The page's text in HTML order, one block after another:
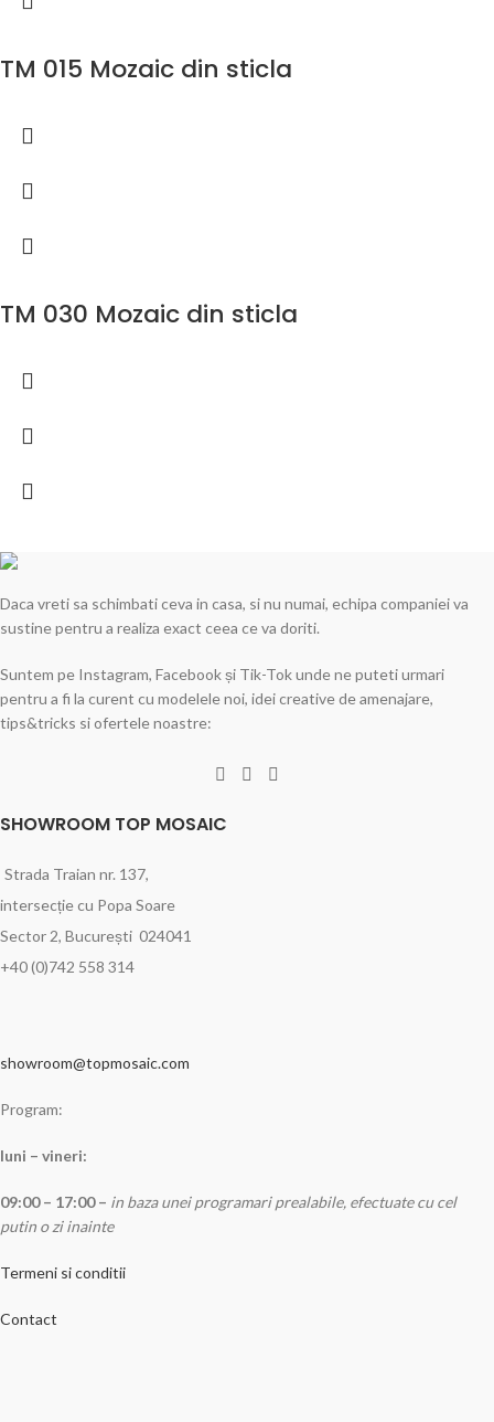
TM 015 Mozaic din sticla
TM 030 Mozaic din sticla
Daca vreti sa schimbati ceva in casa, si nu numai, echipa companiei va
sustine pentru a realiza exact ceea ce va doriti.
Suntem pe Instagram, Facebook și Tik-Tok unde ne puteti urmari
pentru a fi la curent cu modelele noi, idei creative de amenajare,
tips&tricks si ofertele noastre:
SHOWROOM TOP MOSAIC
Strada Traian nr. 137,
intersecție cu Popa Soare
Sector 2, București 024041
+40 (0)742 558 314
showroom@topmosaic.com
Program:
luni – vineri:
09:00 – 17:00 – in baza unei programari prealabile, efectuate cu cel
putin o zi inainte
Termeni si conditii
Contact